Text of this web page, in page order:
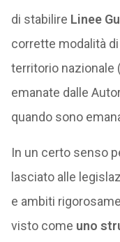
di stabilire Linee
corrette modalità
territorio nazionale
emanate dalle
quando sono
In un certo senso
lasciato alle
e ambiti
visto come uno